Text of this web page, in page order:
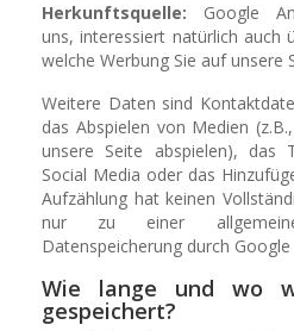
Herkunftsquelle: Google
uns, interessiert natürlich auch
welche Werbung Sie auf unsere
Weitere Daten sind
das Abspielen von Medien
unsere Seite abspielen), das
Social Media oder das
Aufzählung hat keinen
nur zu einer
Datenspeicherung durch Google
Wie lange und wo
gespeichert?